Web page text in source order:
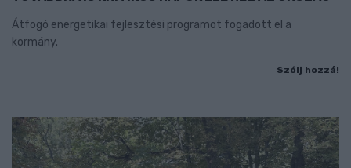
Átfogó energetikai fejlesztési programot fogadott el a
kormány.
Szólj hozzá!